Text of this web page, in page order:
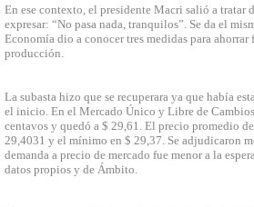
En ese contexto, el presidente Macri salió a tratar
expresar: “No pasa nada, tranquilos”. Se da el
Economía dio a conocer tres medidas para
producción.
La subasta hizo que se recuperara ya que había
el inicio. En el Mercado Único y Libre de
centavos y quedó a $ 29,61. El precio promedio
29,4031 y el mínimo en $ 29,37. Se adjudicaron
demanda a precio de mercado fue menor a la
datos propios y de Ámbito.